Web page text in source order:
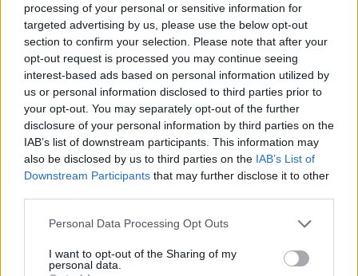
processing of your personal or sensitive information for
targeted advertising by us, please use the below opt-out
section to confirm your selection. Please note that after your
opt-out request is processed you may continue seeing
interest-based ads based on personal information utilized by
us or personal information disclosed to third parties prior to
your opt-out. You may separately opt-out of the further
disclosure of your personal information by third parties on the
IAB’s list of downstream participants. This information may
also be disclosed by us to third parties on the IAB’s List of
Downstream Participants that may further disclose it to other
Please note that this website/app uses one or more Google
not limited to your visit or usage behaviour. You may click to
grant or deny consent to Google and its third-party tags to
Personal Data Processing Opt Outs
I want to opt-out of the Sharing of my
personal data.
ΔΙΑΒΑΣΕ ΑΚΟΜΗ:
Γεωργιάδης για μάρμαρα Παρθενώνα: «Αν ο Τραμπ
βοηθήσει να επιστραφούν, θα τον θυμούνται για χιλιάδες
χρόνια»
«Προσέξτε, σας γράφω»: Ξαναχτύπησε ο Άδωνις
Γεωργιάδης με τα Meta γυαλιά του
Το συγκινητικό αντίο του Γιάνη Βαρουφάκη στον Ανδρέα
Μπρακούλια - «Συντριβή»
ΑΝΤΩΝΗΣ ΣΑΜΑΡΑΣ ΚΥΡΙΑΚΟΣ ΜΗΤΣΟΤΑΚΗΣ